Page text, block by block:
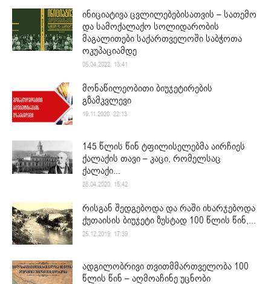
ინიციატივა ცვლილებებისათვის – სათემო
და სამოქალაქო სოლიდარობის
მაგალითები საქართველოში საბჭოთა
ოკუპაციამდე
05.04.2022. 13:41
მონაწილეობითი ბიუჯეტირების
გზამკვლევი
19.11.2020. 22:13
145 წლის წინ ტფილისელებმა აირჩიეს
ქალაქის თავი – კაცი, რომელსაც
ქალაქი...
28.04.2020. 15:42
რისგან შედგებოდა და რაში იხარჯებოდა
ქუთაისის ბიუჯეტი ზუსტად 100 წლის წინ,...
25.12.2019. 17:39
ადგილობრივი თვითმმართველობა 100
წლის წინ – აღმოაჩინე უცნობი